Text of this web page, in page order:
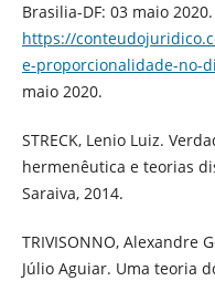
Brasilia-DF: 03 maio
https://
e-proporcionalidade-no-
maio 2020.
STRECK, Lenio Luiz.
hermenêutica e teorias
Saraiva, 2014.
TRIVISONNO, Alexandre
Júlio Aguiar. Uma teoria